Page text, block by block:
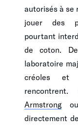
autorisés à se
jouer des
pourtant
de coton.
laboratoire
créoles et
Armstrongou
directement